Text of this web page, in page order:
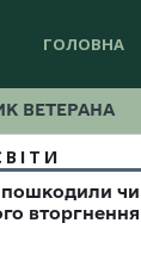
ГОЛОВНА
ВЕТЕРАНА
пошкодили
вторгнення